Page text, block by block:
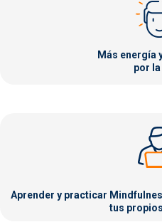
Más energía
por
Aprender y practicar
tus